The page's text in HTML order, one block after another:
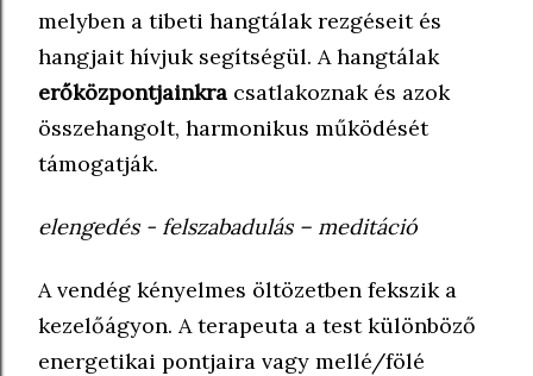
melyben a tibeti hangtálak rezgéseit és
hangjait hívjuk segítségül. A hangtálak
erőközpontjainkra csatlakoznak és azok
összehangolt, harmonikus működését
támogatják.
elengedés - felszabadulás – meditáció
A vendég kényelmes öltözetben fekszik a
kezelőágyon. A terapeuta a test különböző
energetikai pontjaira vagy mellé/fölé